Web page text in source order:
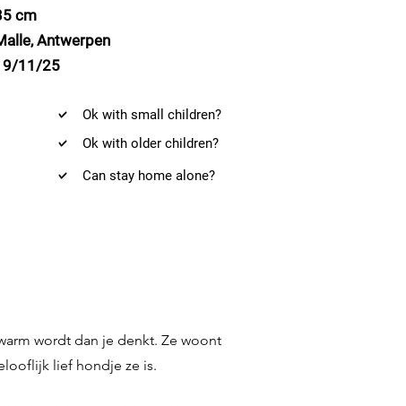
cm
Antwerpen
11/25
Ok with small children?
Ok with older children?
Can stay home alone?
wordt dan je denkt. Ze woont
lief hondje ze is.